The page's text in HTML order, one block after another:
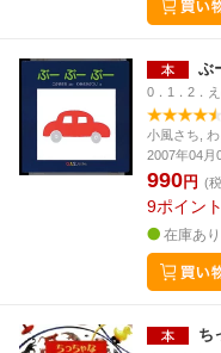
ぶ
0．1．2．
小風さち,
2007年04月
990円 (
9ポイント
在庫あり
ち